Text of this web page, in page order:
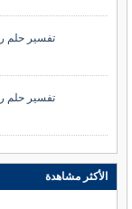
تفسير حلم
تفسير حلم
الأكثر مشاهدة